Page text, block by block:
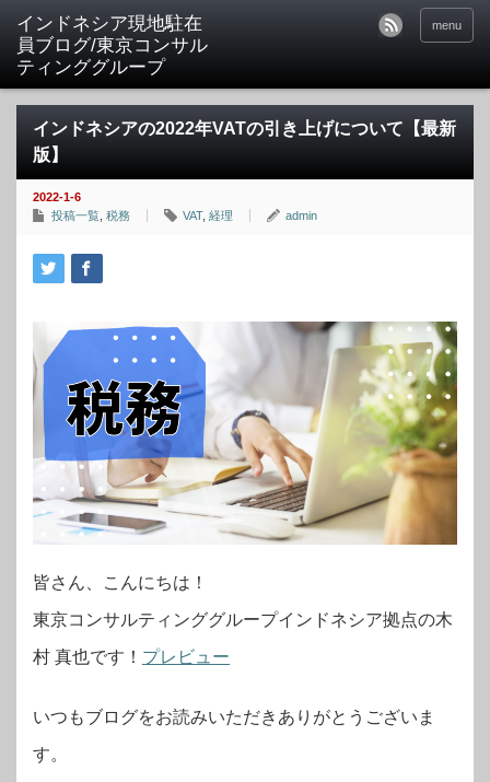
menu
インドネシアの2022年VATの引き上げについて【最新
版】
2022-1-6
投稿一覧 税務 VAT, 経理 admin
皆さん、こんにちは！
東京コンサルティンググループインドネシア拠点の木
村 真也です！ プレビュー
い
いつもブログをお読みいただきありがとうございま
す。